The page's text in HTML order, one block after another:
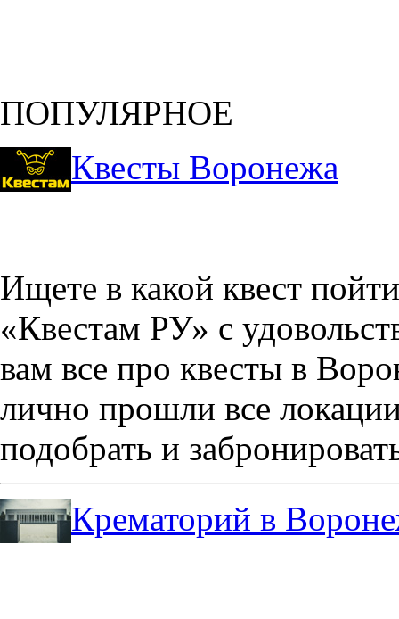
ПОПУЛЯРНОЕ
Квесты Воронежа
Ищете в какой квест
«Квестам РУ» с
вам все про квесты в
лично прошли все
подобрать и
Крематорий в